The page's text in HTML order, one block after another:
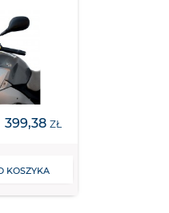
399,38ZŁ
KOSZYKA